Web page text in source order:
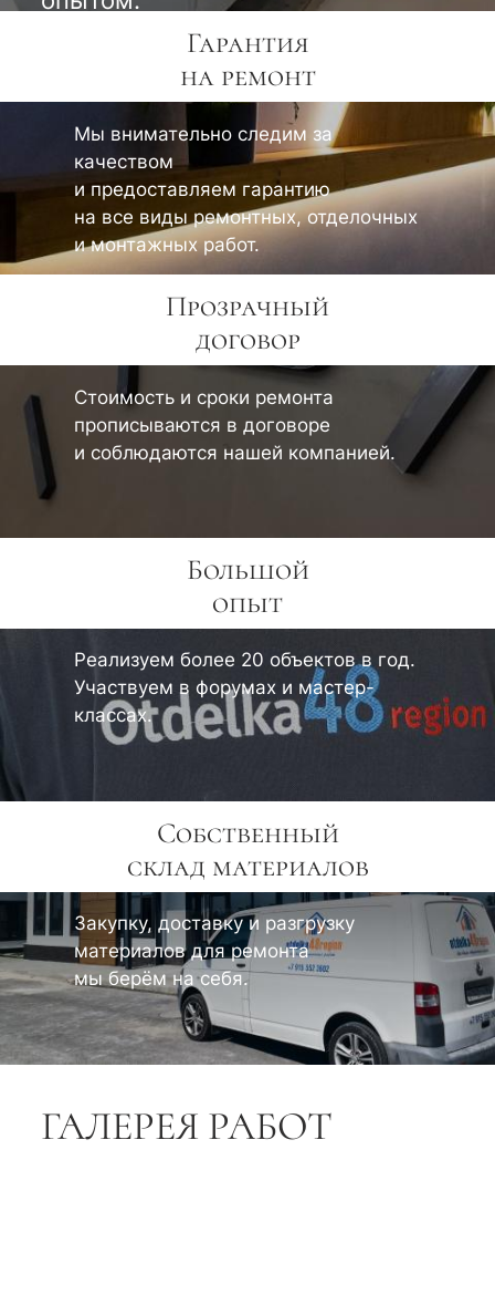
Гарантия
на ремонт
Мы внимательно следим за
качеством
и предоставляем гарантию
на все виды ремонтных, отделочных
и монтажных работ.
Прозрачный
договор
Стоимость и сроки ремонта
прописываются в договоре
и соблюдаются нашей компанией.
Большой
опыт
Реализуем более 20 объектов в год.
Участвуем в форумах и мастер-
классах.
Собственный
склад материалов
Закупку, доставку и разгрузку
материалов для ремонта
мы берём на себя.
ГАЛЕРЕЯ РАБОТ